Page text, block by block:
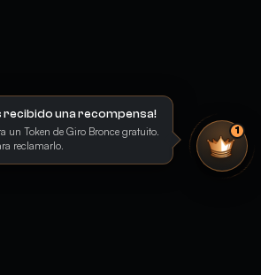
recibido una recompensa!
un Token de Giro Bronce gratuito.
reclamarlo.
1